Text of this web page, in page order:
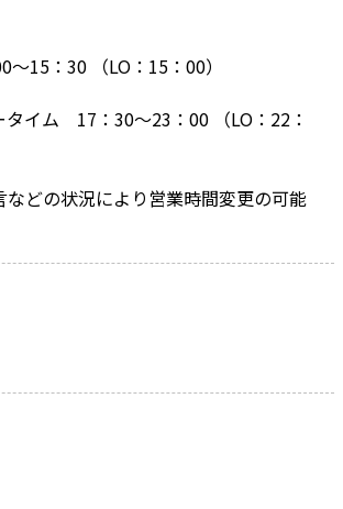
15：30 （LO：15：00）
タイム 17：30～23：00 （LO：22：
どの状況により営業時間変更の可能